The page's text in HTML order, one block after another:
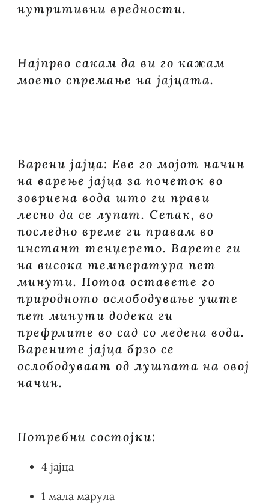
нутритивни вредности.
Најпрво сакам да ви го кажам
моето спремање на јајцата.
Варени јајца: Еве го мојот начин
на варење јајца за почеток во
зовриена вода што ги прави
лесно да се лупат. Сепак, во
последно време ги правам во
инстант тенџерето. Варете ги
на висока температура пет
минути. Потоа оставете го
природното ослободување уште
пет минути додека ги
префрлите во сад со ледена вода.
Варените јајца брзо се
ослободуваат од лушпата на овој
начин.
Потребни состојки:
4 јајца
1 мала марула